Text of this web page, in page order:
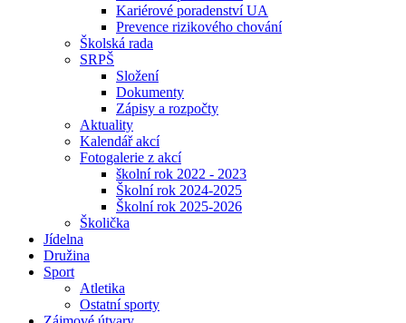
Kariérové poradenství UA
Prevence rizikového chování
Školská rada
SRPŠ
Složení
Dokumenty
Zápisy a rozpočty
Aktuality
Kalendář akcí
Fotogalerie z akcí
školní rok 2022 - 2023
Školní rok 2024-2025
Školní rok 2025-2026
Školička
Jídelna
Družina
Sport
Atletika
Ostatní sporty